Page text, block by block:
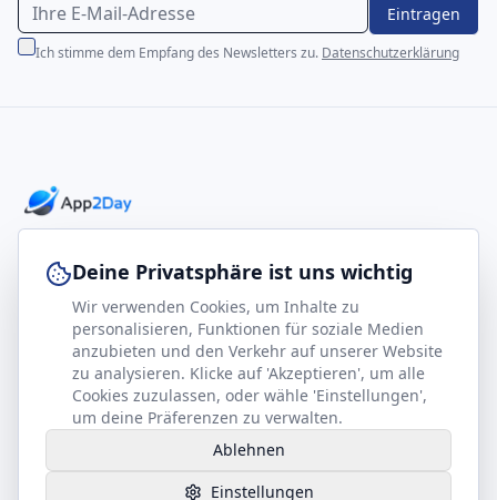
Eintragen
Ich stimme dem Empfang des Newsletters zu. Datenschutzerklärung
footer.company
Kontakt
Partner werden
Gesundheits-Kompass
Rechtliches
Impressum
Datenschutz
AGB
Deine Privatsphäre ist uns wichtig
Wir verwenden Cookies, um Inhalte zu
personalisieren, Funktionen für soziale Medien
anzubieten und den Verkehr auf unserer Website
zu analysieren. Klicke auf 'Akzeptieren', um alle
Cookies zuzulassen, oder wähle 'Einstellungen',
um deine Präferenzen zu verwalten.
Ablehnen
Einstellungen
Hilfe benötigt?